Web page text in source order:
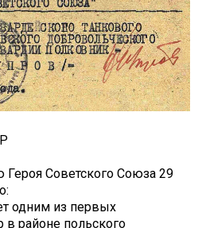
Советского Союза 29
одним из первых
районе польского